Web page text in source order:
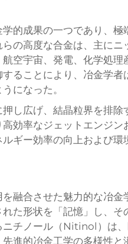
的成果の一つであり、極
の高度な合金は、主にニ
空宇宙、発電、化学処理
ることにより、冶金学者
になった。
し広げ、結晶粒界を排除
効率なジェットエンジン
ギー効率の向上および環
融合させた魅力的な冶金
た形状を「記憶」し、そ
チノール（Nitinol）は
進的冶金工学の多様性と